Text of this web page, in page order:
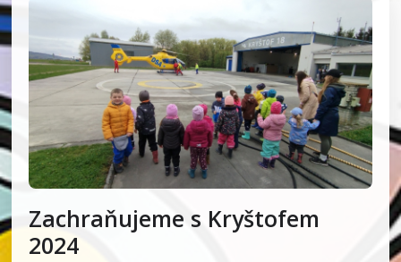
Zachraňujeme s Kryštofem
2024